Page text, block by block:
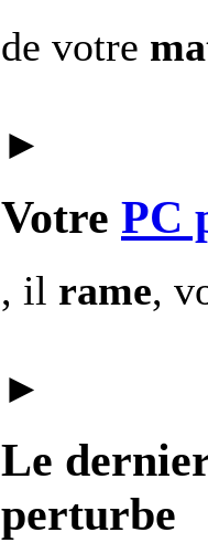
de votre
►
Votre PC
, il rame,
►
Le
perturbe